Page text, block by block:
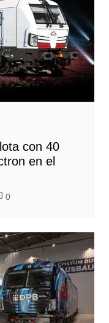
con 40
en el
0